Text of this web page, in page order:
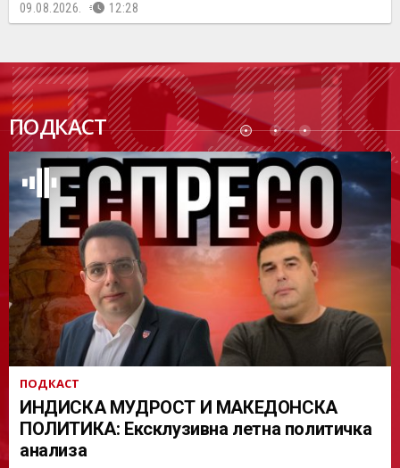
09.08.2026. 12:28
ПОДКАСТ
ПОДК
АСТ
ПОДКАСТ
ИНДИСКА МУДРОСТ И МАКЕДОНСКА
ПОЛИТИКА: Ексклузивна летна политичка
анализа